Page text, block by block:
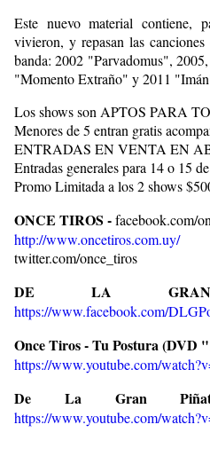
Este nuevo material contiene,
vivieron, y repasan las
banda: 2002 "Parvadomus",
"Momento Extraño" y 2011
Los shows son APTOS PARA
Menores de 5 entran gratis
ENTRADAS EN VENTA EN
Entradas generales para 14 o 15
Promo Limitada a los 2 shows
ONCE TIROS -facebook.com/
http://www.oncetiros.com.uy/
twitter.com/once_tiros
DE LA GRAN
https://www.facebook.com/
Once Tiros - Tu Postura (DVD
https://www.youtube.com/
De La Gran
https://www.youtube.com/